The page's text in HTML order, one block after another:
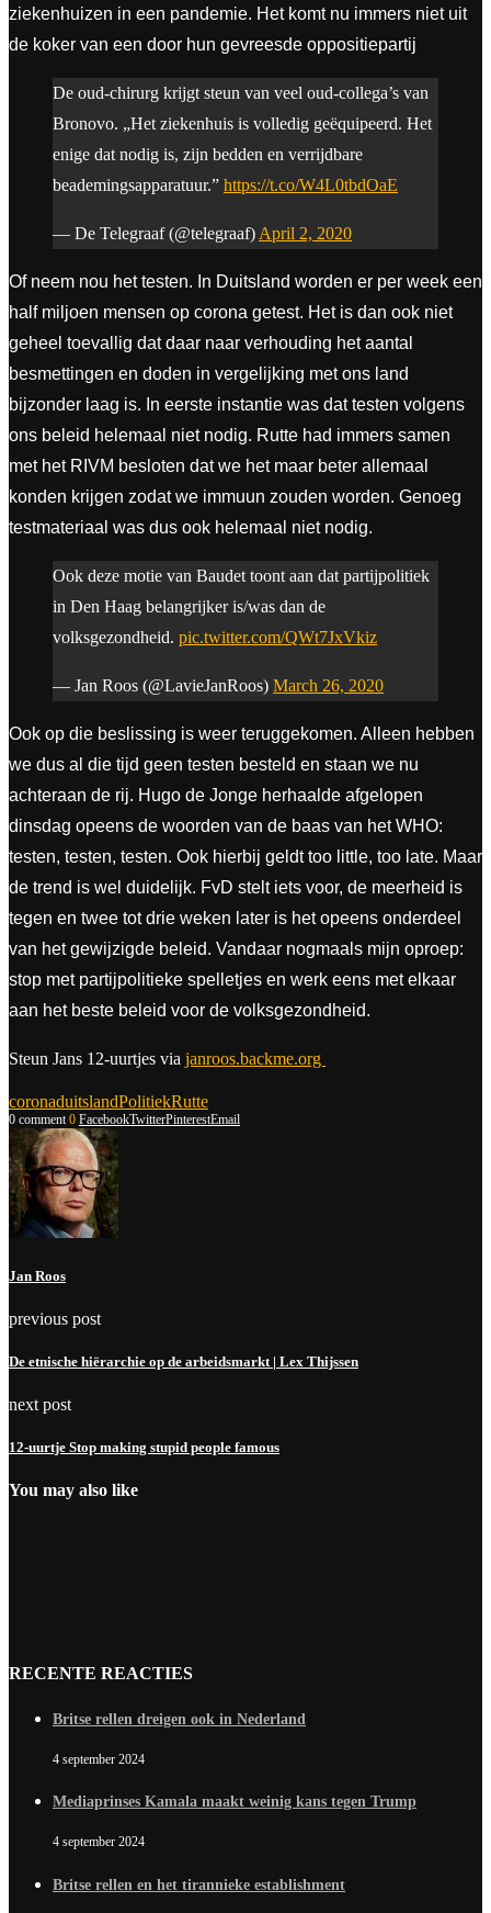
ziekenhuizen in een pandemie. Het komt nu immers niet uit
de koker van een door hun gevreesde oppositiepartij
De oud-chirurg krijgt steun van veel oud-collega’s van
Bronovo. „Het ziekenhuis is volledig geëquipeerd. Het
enige dat nodig is, zijn bedden en verrijdbare
beademingsapparatuur.” https://t.co/W4L0tbdOaE
— De Telegraaf (@telegraaf) April 2, 2020
Of neem nou het testen. In Duitsland worden er per week een
half miljoen mensen op corona getest. Het is dan ook niet
geheel toevallig dat daar naar verhouding het aantal
besmettingen en doden in vergelijking met ons land
bijzonder laag is. In eerste instantie was dat testen volgens
ons beleid helemaal niet nodig. Rutte had immers samen
met het RIVM besloten dat we het maar beter allemaal
konden krijgen zodat we immuun zouden worden. Genoeg
testmateriaal was dus ook helemaal niet nodig.
Ook deze motie van Baudet toont aan dat partijpolitiek
in Den Haag belangrijker is/was dan de
volksgezondheid. pic.twitter.com/QWt7JxVkiz
— Jan Roos (@LavieJanRoos) March 26, 2020
Ook op die beslissing is weer teruggekomen. Alleen hebben
we dus al die tijd geen testen besteld en staan we nu
achteraan de rij. Hugo de Jonge herhaalde afgelopen
dinsdag opeens de woorden van de baas van het WHO:
testen, testen, testen. Ook hierbij geldt too little, too late. Maar
de trend is wel duidelijk. FvD stelt iets voor, de meerheid is
tegen en twee tot drie weken later is het opeens onderdeel
van het gewijzigde beleid. Vandaar nogmaals mijn oproep:
stop met partijpolitieke spelletjes en werk eens met elkaar
aan het beste beleid voor de volksgezondheid.
Steun Jans 12-uurtjes via janroos.backme.org
coronaduitslandPolitiekRutte
0 comment 0 FacebookTwitterPinterestEmail
Jan Roos
previous post
De etnische hiërarchie op de arbeidsmarkt | Lex Thijssen
next post
12-uurtje Stop making stupid people famous
You may also like
RECENTE REACTIES
Britse rellen dreigen ook in Nederland
4 september 2024
Mediaprinses Kamala maakt weinig kans tegen Trump
4 september 2024
Britse rellen en het tirannieke establishment